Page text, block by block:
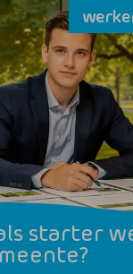
starter